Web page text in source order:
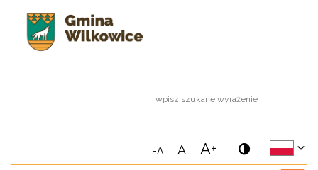
-A A A+